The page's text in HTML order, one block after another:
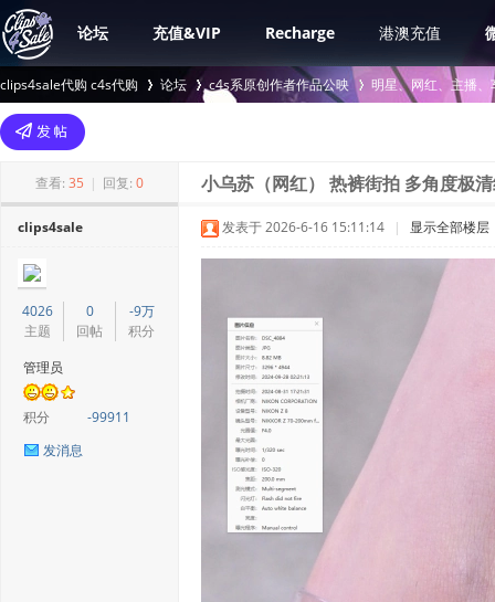
论坛 充值&VIP Recharge 港澳充值
clips4sale代购 c4s代购
>
论坛 c4s系原创作者作品公映
›
明星、网红、主播
查看: 35 | 回复: 0 小乌苏（网红） 热裤街拍 多角度极
clips4sale
4026
主题
0
回帖
-9万
积分
管理员
积分
-99911
发消息
发表于 2026-6-16 15:11:14 | 显示全部楼层